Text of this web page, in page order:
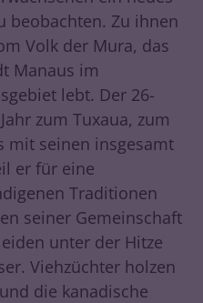
beobachten. Zu ihnen
Volk der Mura, das
Manaus im
lebt. Der 26-
zum Tuxaua, zum
mit seinen insgesamt
er für eine
Traditionen
seiner Gemeinschaft
unter der Hitze
Viehzüchter holzen
die kanadische